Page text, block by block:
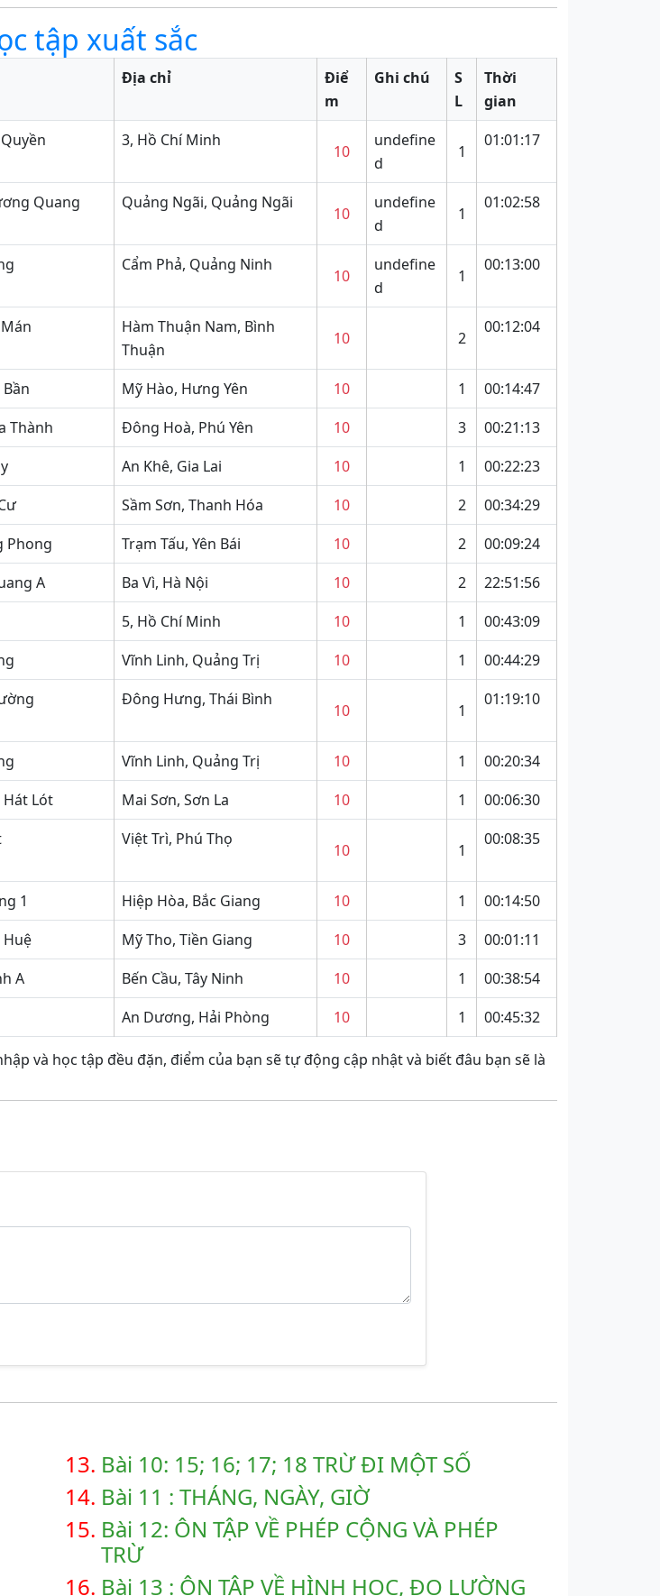
tập xuất sắc
Địa chỉ
Điể
m
Ghi chú
S
L
Thời
gian
3, Hồ Chí Minh
10
undefine
d
1
01:01:17
Quang
Quảng Ngãi, Quảng Ngãi
10
undefine
d
1
01:02:58
Cẩm Phả, Quảng Ninh
10
undefine
d
1
00:13:00
Hàm Thuận Nam, Bình
Thuận
10 2
00:12:04
Mỹ Hào, Hưng Yên 10 1
00:14:47
Thành Đông Hoà, Phú Yên 10 3
00:21:13
An Khê, Gia Lai 10 1
00:22:23
Sầm Sơn, Thanh Hóa 10 2
00:34:29
Phong Trạm Tấu, Yên Bái 10 2
00:09:24
A Ba Vì, Hà Nội 10 2
22:51:56
5, Hồ Chí Minh 10 1
00:43:09
Vĩnh Linh, Quảng Trị 10 1
00:44:29
Đông Hưng, Thái Bình
10 1
01:19:10
Vĩnh Linh, Quảng Trị 10 1
00:20:34
Lót Mai Sơn, Sơn La 10 1
00:06:30
Việt Trì, Phú Thọ
10 1
00:08:35
1 Hiệp Hòa, Bắc Giang 10 1
00:14:50
Mỹ Tho, Tiền Giang 10 3
00:01:11
A Bến Cầu, Tây Ninh 10 1
00:38:54
An Dương, Hải Phòng 10 1 00:45:32
và học tập đều đặn, điểm của bạn sẽ tự động cập nhật và biết đâu bạn sẽ là
13. Bài 10: 15; 16; 17; 18 TRỪ ĐI MỘT SỐ
14. Bài 11 : THÁNG, NGÀY, GIỜ
15. Bài 12: ÔN TẬP VỀ PHÉP CỘNG VÀ PHÉP
TRỪ
16. Bài 13 : ÔN TẬP VỀ HÌNH HỌC, ĐO LƯỜNG